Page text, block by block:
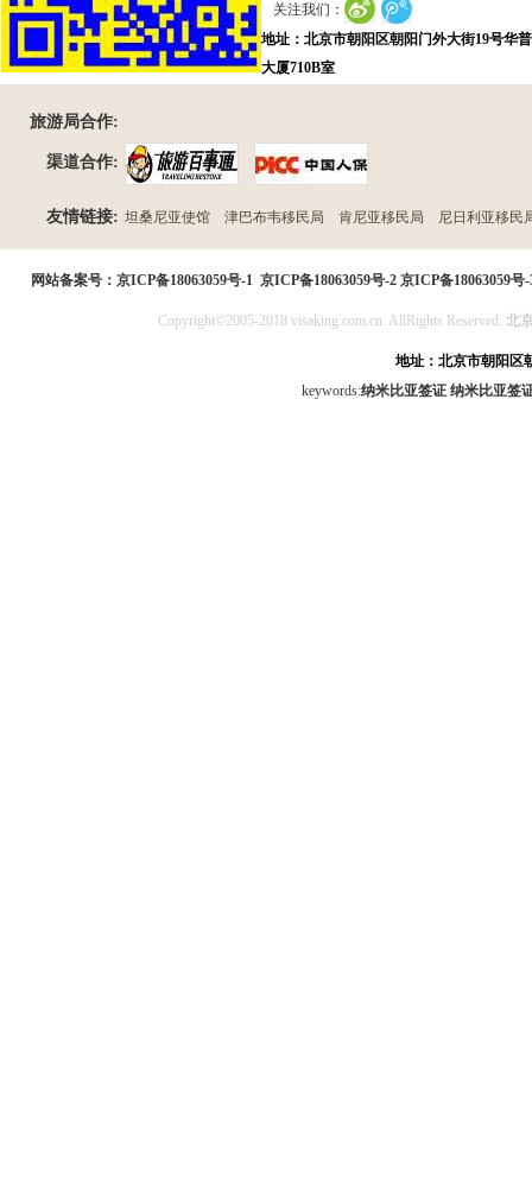
关注我们：
地址：北京市朝阳区朝阳门外大街19号华
大厦710B室
旅游局合作:
渠道合作:
友情链接: 坦桑尼亚使馆 津巴布韦移民局 肯尼亚移民局 尼日利亚移民
网站备案号： 京ICP备18063059号-1 京ICP备18063059号-2 京ICP备18063059号-
Copyright©2005-2018 visaking.com.cn. AllRights Reserved. 北
地址：北京市朝阳区
keywords:纳米比亚签证 纳米比亚签